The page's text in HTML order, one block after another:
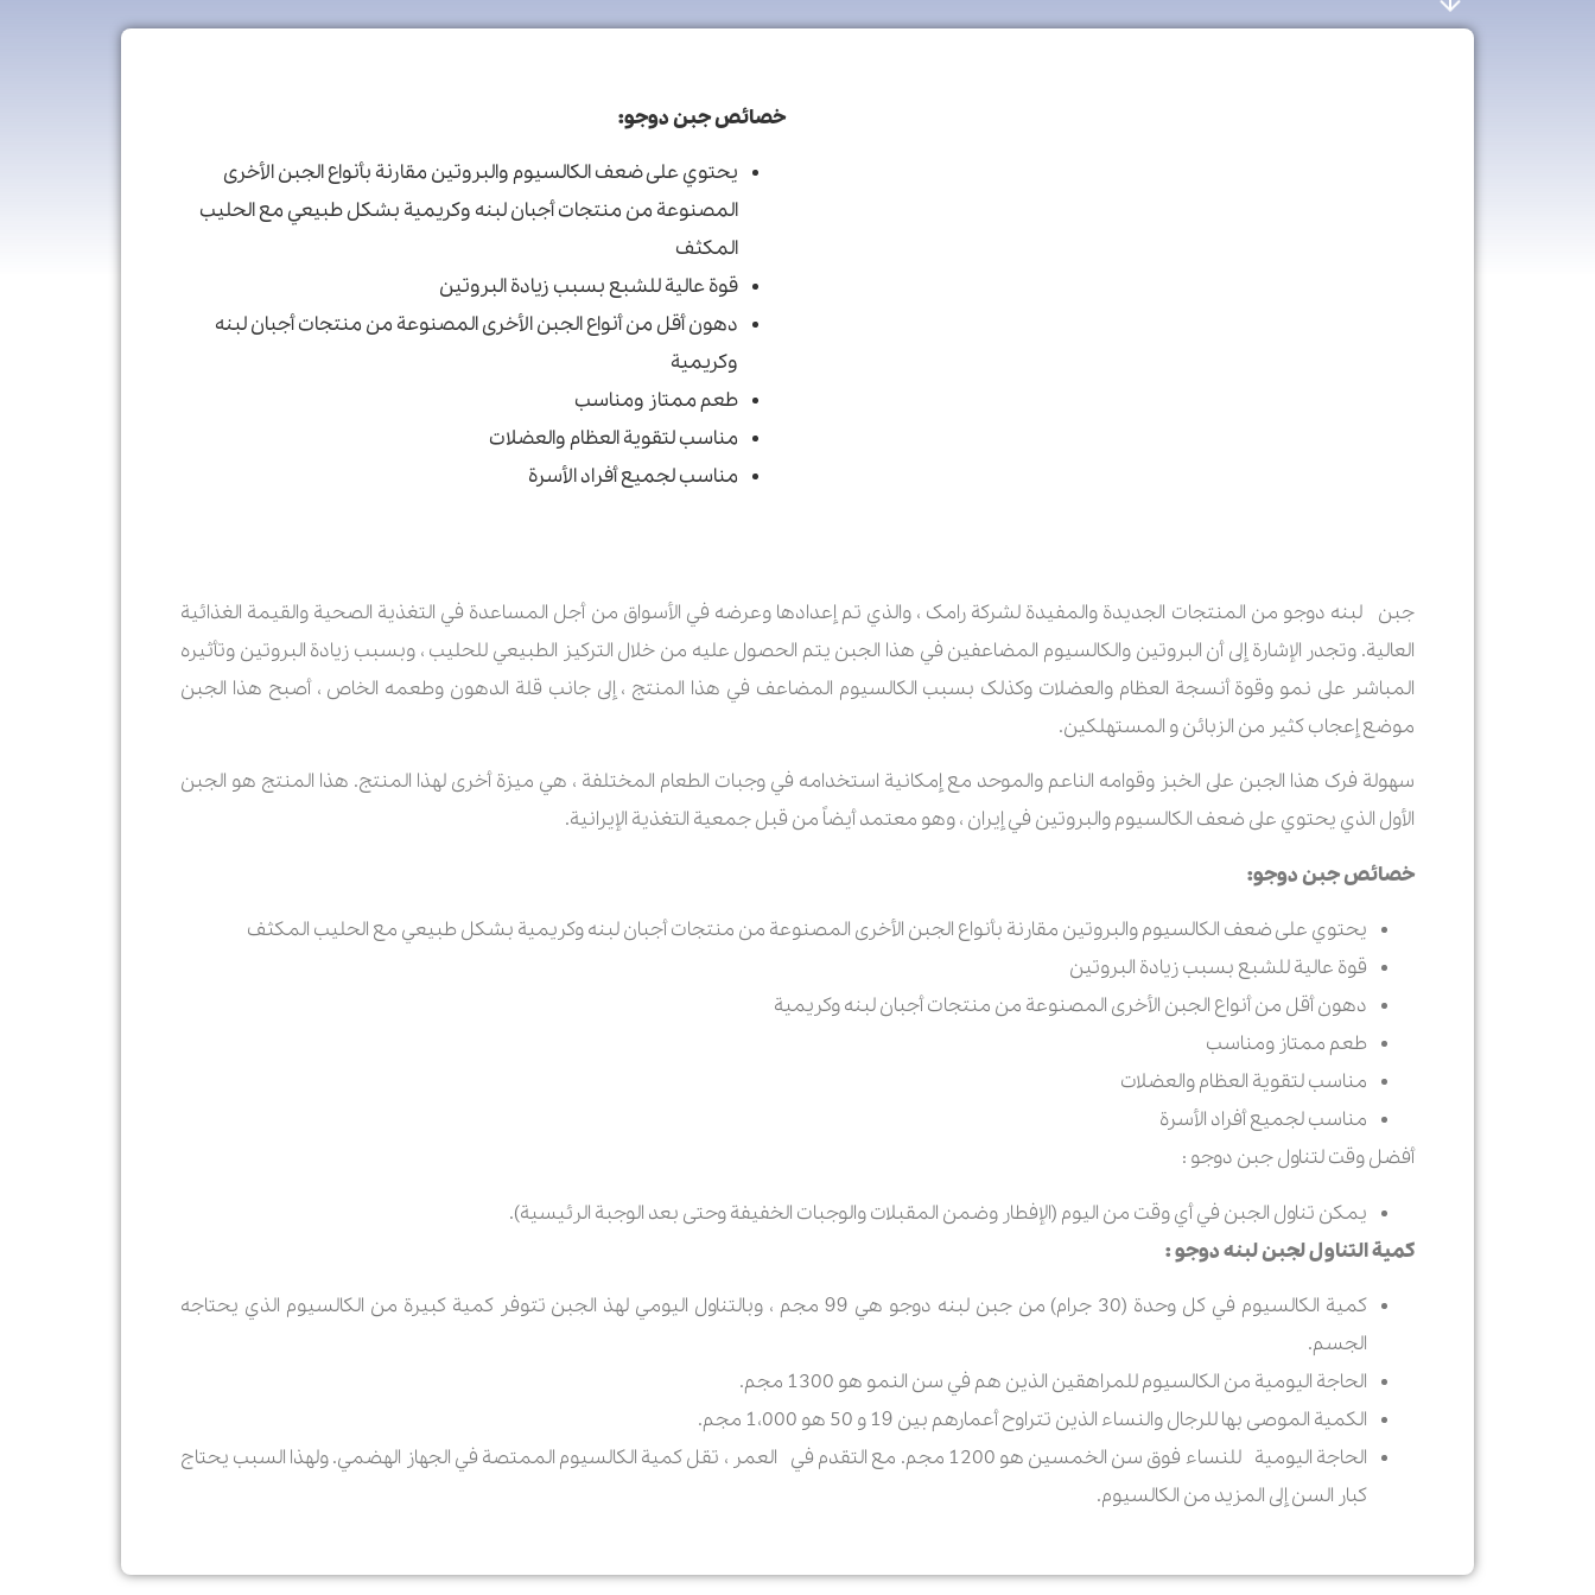
خصائص جبن دوجو:
یحتوي علی ضعف الكالسيوم والبروتين مقارنة بأنواع الجبن الأخرى
المصنوعة من منتجات أجبان لبنه وکریمیة بشكل طبيعي مع الحليب
المكثف
قوة عالية للشبع بسبب زيادة البروتين
دهون أقل من أنواع الجبن الأخرى المصنوعة من منتجات أجبان لبنه
وکریمیة
طعم ممتاز ومناسب
مناسب لتقوية العظام والعضلات
مناسب لجميع أفراد الأسرة
جبن لبنه دوجو من المنتجات الجديدة والمفيدة لشرکة رامک ، والذي تم إعدادها وعرضه في الأسواق من أجل المساعدة في التغذية الصحية والقيمة الغذائية
العالية. وتجدر الإشارة إلى أن البروتين والكالسيوم المضاعفين في هذا الجبن يتم الحصول عليه من خلال التركيز الطبيعي للحليب ، وبسبب زيادة البروتين وتأثيره
المباشر على نمو وقوة أنسجة العظام والعضلات وکذلک بسبب الكالسيوم المضاعف في هذا المنتج ، إلى جانب قلة الدهون وطعمه الخاص ، أصبح هذا الجبن
موضع إعجاب کثیر من الزبائن و المستهلکین.
سهولة فرک هذا الجبن على الخبز وقوامه الناعم والموحد مع إمكانية استخدامه في وجبات الطعام المختلفة ، هي ميزة أخرى لهذا المنتج. هذا المنتج هو الجبن
الأول الذي يحتوي على ضعف الكالسيوم والبروتين في إيران ، وهو معتمد أيضاً من قبل جمعية التغذية الإيرانية.
خصائص جبن دوجو:
یحتوي علی ضعف الكالسيوم والبروتين مقارنة بأنواع الجبن الأخرى المصنوعة من منتجات أجبان لبنه وکریمیة بشكل طبيعي مع الحليب المكثف
قوة عالية للشبع بسبب زيادة البروتين
دهون أقل من أنواع الجبن الأخرى المصنوعة من منتجات أجبان لبنه وکریمیة
طعم ممتاز ومناسب
مناسب لتقوية العظام والعضلات
مناسب لجميع أفراد الأسرة
أفضل وقت لتناول جبن دوجو :
يمكن تناول الجبن في أي وقت من اليوم (الإفطار وضمن المقبلات والوجبات الخفيفة وحتى بعد الوجبة الرئیسیة).
کمیة التناول لجبن لبنه دوجو :
كمية الكالسيوم في كل وحدة (30 جرام) من جبن لبنه دوجو هي 99 مجم ، وبالتناول الیومي لهذ الجبن تتوفر كمية كبيرة من الكالسيوم الذي يحتاجه
الجسم.
الحاجة الیومیة من الكالسيوم للمراهقين الذین هم في سن النمو هو 1300 مجم.
الکمیة الموصى بها للرجال والنساء الذين تتراوح أعمارهم بين 19 و 50 هو 1،000 مجم.
الحاجة الیومیة للنساء فوق سن الخمسين هو 1200 مجم. مع التقدم في العمر ، تقل كمية الكالسيوم الممتصة في الجهاز الهضمي. ولهذا السبب يحتاج
كبار السن إلى المزيد من الكالسيوم.